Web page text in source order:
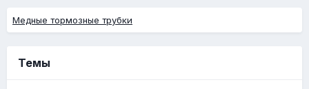
Медные тормозные трубки
Темы